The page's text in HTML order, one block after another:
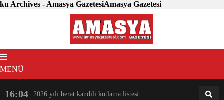
ku Archives - Amasya GazetesiAmasya Gazetesi
MENÜ
16:04 2026 yılı berat kandili kutlama listesi 18:31